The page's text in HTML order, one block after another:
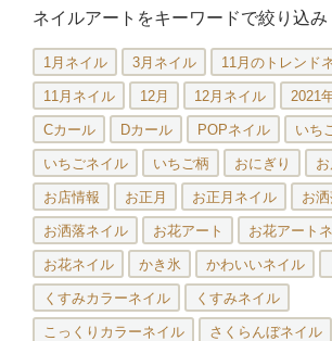
ネイルアートをキーワードで絞り込み
1月ネイル 3月ネイル 11月のトレンド
11月ネイル 12月 12月ネイル 2021
Cカール Dカール POPネイル いち
いちごネイル いちご柄 おにぎり
お店情報 お正月 お正月ネイル お洒
お洒落ネイル お花アート お花アート
お花ネイル かき氷 かわいいネイル
くすみカラーネイル くすみネイル
こっくりカラーネイル さくらんぼネイル